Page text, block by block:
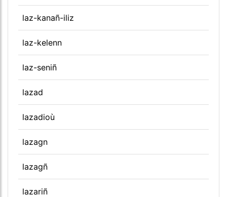
laz-kanañ-iliz
laz-kelenn
laz-seniñ
lazad
lazadioù
lazagn
lazagñ
lazariñ